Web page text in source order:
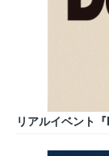
リアルイベント